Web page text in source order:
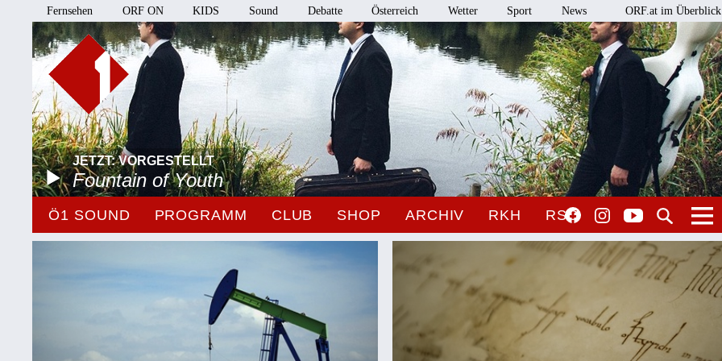
Fernsehen ORF ON KIDS Sound Debatte Österreich Wetter Sport News ORF.at im Überblick
JETZT: VORGESTELLT
Fountain of Youth
Ö1 SOUND PROGRAMM CLUB SHOP ARCHIV RKH RSO